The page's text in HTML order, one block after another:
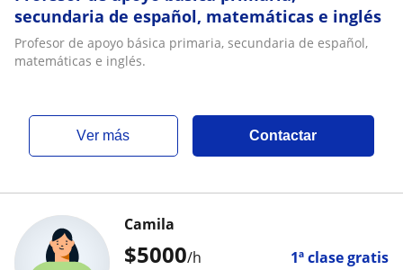
secundaria de español, matemáticas e inglés
Profesor de apoyo básica primaria, secundaria de español,
matemáticas e inglés.
ver más Contactar
$5000/h 1ª clase gratis
Camila